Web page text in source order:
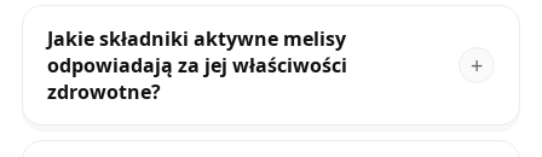
Jakie składniki aktywne melisy
odpowiadają za jej właściwości
zdrowotne?